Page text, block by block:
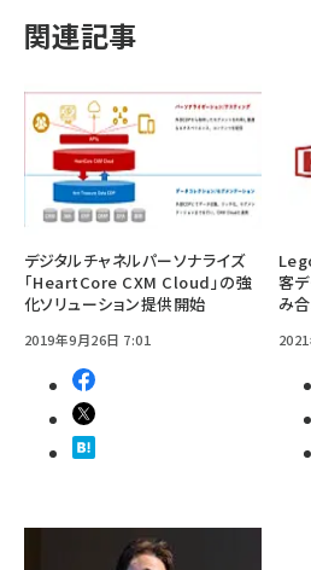
関連記事
デジタルチャネルパーソナライズ
「HeartCore CXM Cloud」の強
化ソリューション提供開始
2019年9月26日 7:01
客
み